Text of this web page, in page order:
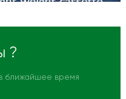
?
ближайшее время